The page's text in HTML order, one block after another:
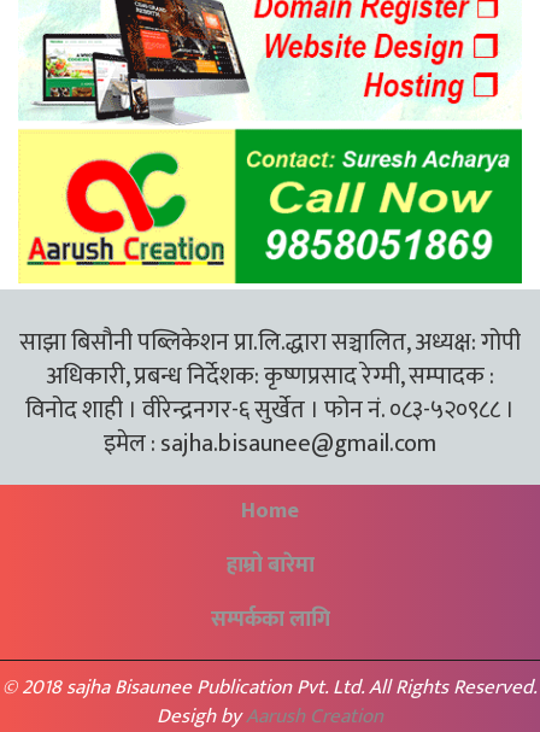
साझा बिसौनी पब्लिकेशन प्रा.लि.द्धारा सञ्चालित, अध्यक्ष: गोपी
अधिकारी, प्रबन्ध निर्देशक: कृष्णप्रसाद रेग्मी, सम्पादक :
विनोद शाही । वीरेन्द्रनगर-६ सुर्खेत । फोन नं. ०८३-५२०९८८ ।
इमेल :sajha.bisaunee@gmail.com
Home
हाम्रो बारेमा
सम्पर्कका लागि
© 2018 sajha Bisaunee Publication Pvt. Ltd. All Rights Reserved.
Desigh byAarush Creation